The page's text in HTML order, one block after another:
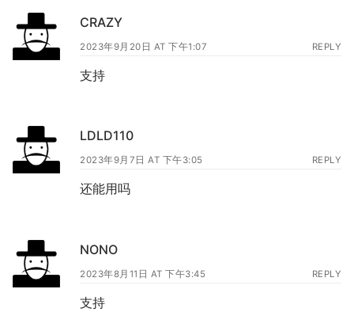
CRAZY
2023年9月20日 AT 下午1:07 REPLY
支持
LDLD110
2023年9月7日 AT 下午3:05 REPLY
还能用吗
NONO
2023年8月11日 AT 下午3:45 REPLY
支持